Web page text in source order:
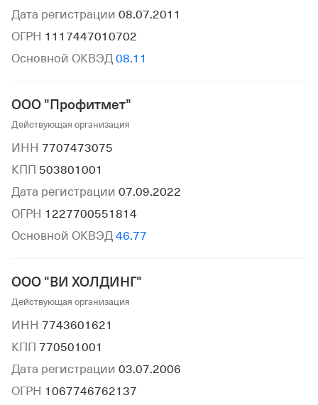
Дата регистрации 08.07.2011
ОГРН 1117447010702
Основной ОКВЭД 08.11
ООО "Профитмет"
Действующая организация
ИНН 7707473075
КПП 503801001
Дата регистрации 07.09.2022
ОГРН 1227700551814
Основной ОКВЭД 46.77
ООО "ВИ ХОЛДИНГ"
Действующая организация
ИНН 7743601621
КПП 770501001
Дата регистрации 03.07.2006
ОГРН 1067746762137